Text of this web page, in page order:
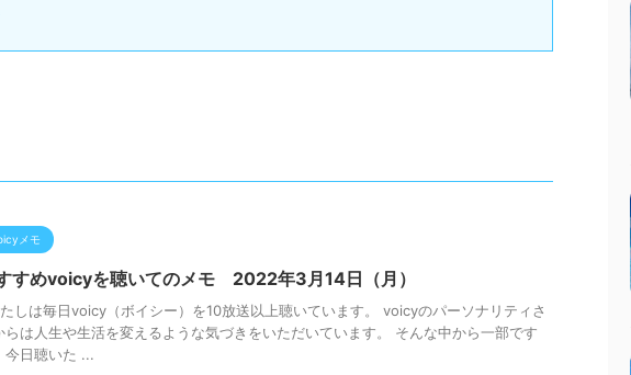
メモ
すめvoicyを聴いてのメモ 2022年3月14日（月）
しは毎日voicy（ボイシー）を10放送以上聴いています。 voicyのパーソナリティさ
らは人生や生活を変えるような気づきをいただいています。 そんな中から一部です
今日聴いた ...